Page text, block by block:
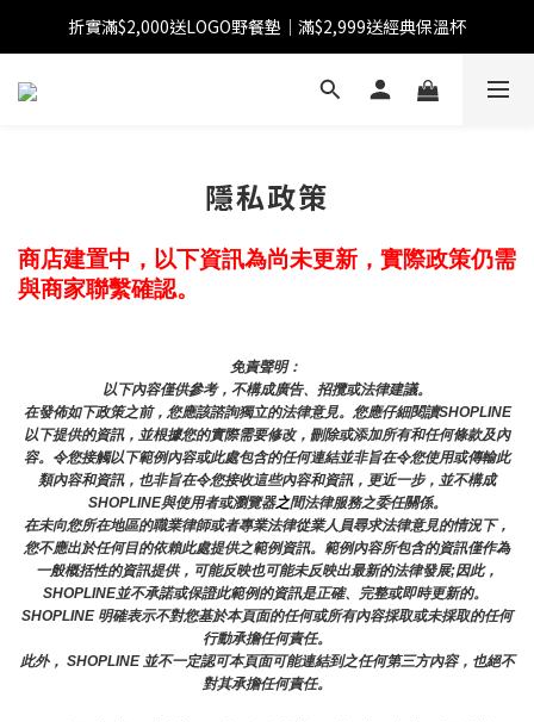
【FINAL SALE】指定商品低至38折
折實滿$2,000送LOGO野餐墊｜滿$2,999送經典保溫杯
【FINAL SALE】全單免運費
隱私政策
商店建置中，以下資訊為尚未更新，實際政策仍需
與商家聯繫確認。
免責聲明：
以下內容僅供參考，不構成廣告、招攬或法律建議。
在發佈如下政策之前，您應該諮詢獨立的法律意見。您應仔細閱讀SHOPLINE
以下提供的資訊，並根據您的實際需要修改，刪除或添加所有和任何條款及內
容。令您接觸以下範例內容或此處包含的任何連結並非旨在令您使用或傳輸此
類內容和資訊，也非旨在令您接收這些內容和資訊，更近一步，並不構成
SHOPLINE與使用者或瀏覽器之間法律服務之委任關係。
在未向您所在地區的職業律師或者專業法律從業人員尋求法律意見的情況下，
您不應出於任何目的依賴此處提供之範例資訊。範例內容所包含的資訊僅作為
一般概括性的資訊提供，可能反映也可能未反映出最新的法律發展;因此，
SHOPLINE並不承諾或保證此範例的資訊是正確、完整或即時更新的。
SHOPLINE 明確表示不對您基於本頁面的任何或所有內容採取或未採取的任何
行動承擔任何責任。
此外， SHOPLINE 並不一定認可本頁面可能連結到之任何第三方內容，也絕不
對其承擔任何責任。